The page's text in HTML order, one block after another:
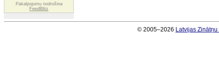
Pakalpojumu nodrošina
FeedBlitz
© 2005–2026 Latvijas